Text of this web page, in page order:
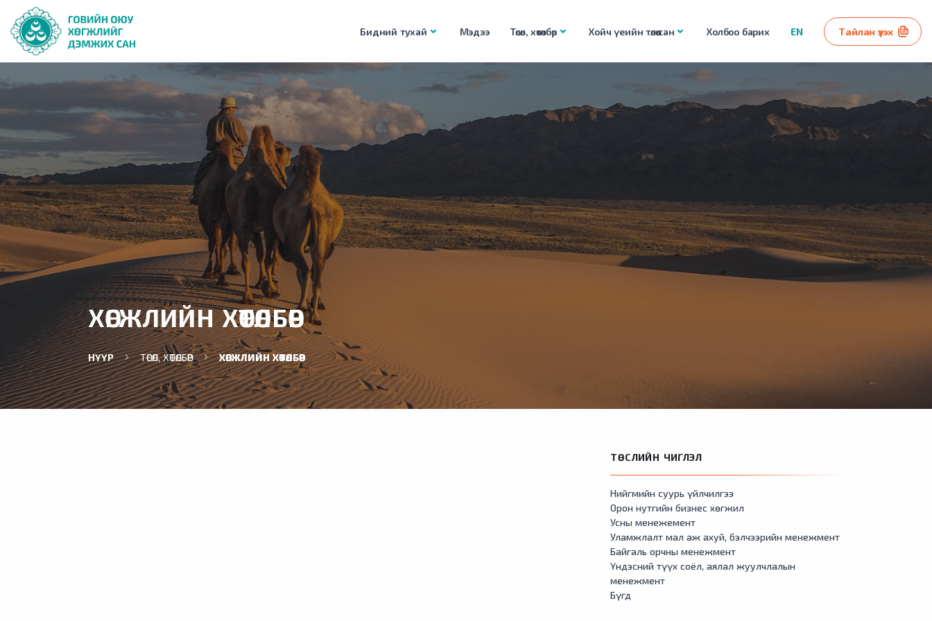
Бидний тухай Мэдээ Төсөл, хөтөлбөр Хойч үеийн төлөө сан Холбоо барих EN Тайлан үзэх
ХӨГЖЛИЙН ХӨТӨЛБӨР
НҮҮР ТӨСӨЛ, ХӨТӨЛБӨР ХӨГЖЛИЙН ХӨТӨЛБӨР
ТӨСЛИЙН ЧИГЛЭЛ
Нийгмийн суурь үйлчилгээ
Орон нутгийн бизнес хөгжил
Усны менежемент
Уламжлалт мал аж ахуй, бэлчээрийн менежмент
Байгаль орчны менежмент
Үндэсний түүх соёл, аялал жуулчлалын
менежмент
Бүгд